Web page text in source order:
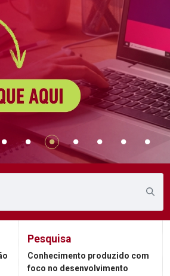
Pesquisa
Conhecimento produzido com
foco no desenvolvimento